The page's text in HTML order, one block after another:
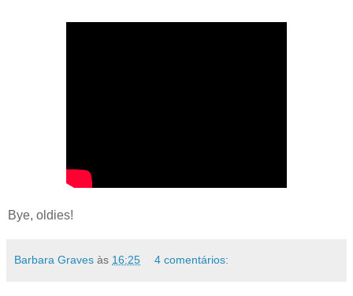
Bye, oldies!
Barbara Graves às 16:25 4 comentários: